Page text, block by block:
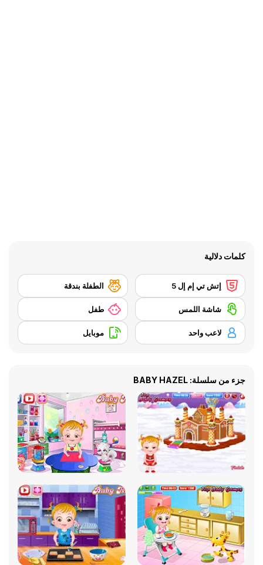
كلمات دلالية
إتش تي إم إل 5 الطفلة بندقة
شاشة اللمس طفل
لاعب واحد موبايل
جزء من سلسلة: BABY HAZEL